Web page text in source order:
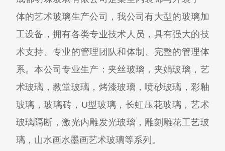
体的艺术玻璃生产公司，我公司有大型的玻璃加
工设备，拥有各类专业技术人员，具有强大的技
术支持、专业的管理团队和体制、完整的管理体
系。本公司专业生产：夹丝玻璃，夹娟玻璃，艺
术玻璃，教堂玻璃，烤漆玻璃，喷砂玻璃，彩釉
玻璃，玻璃砖，U型玻璃，长虹压花玻璃，艺术
玻璃隔断，激光内雕发光玻璃，雕刻雕花工艺玻
璃，山水画水墨画艺术玻璃等系列。